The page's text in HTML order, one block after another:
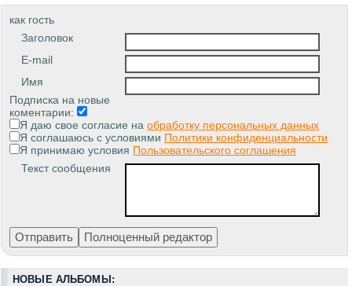
как гость
Заголовок
E-mail
Имя
Подписка на новые
коментарии:
Я даю свое согласие на обработку персональных данных
Я соглашаюсь с условиями Политики конфиденциальности
Я принимаю условия Пользовательского соглашения
Текст сообщения
НОВЫЕ АЛЬБОМЫ: